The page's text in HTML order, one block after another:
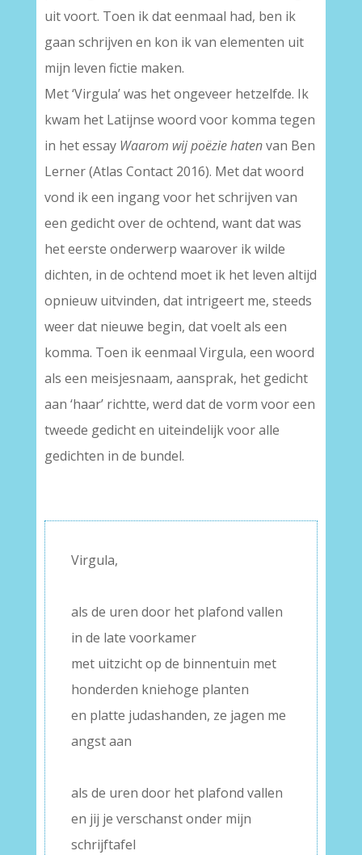
uit voort. Toen ik dat eenmaal had, ben ik
gaan schrijven en kon ik van elementen uit
mijn leven fictie maken.
Met ‘Virgula’ was het ongeveer hetzelfde. Ik
kwam het Latijnse woord voor komma tegen
in het essay Waarom wij poëzie hatenvan Ben
Lerner (Atlas Contact 2016). Met dat woord
vond ik een ingang voor het schrijven van
een gedicht over de ochtend, want dat was
het eerste onderwerp waarover ik wilde
dichten, in de ochtend moet ik het leven altijd
opnieuw uitvinden, dat intrigeert me, steeds
weer dat nieuwe begin, dat voelt als een
komma. Toen ik eenmaal Virgula, een woord
als een meisjesnaam, aansprak, het gedicht
aan ‘haar’ richtte, werd dat de vorm voor een
tweede gedicht en uiteindelijk voor alle
gedichten in de bundel.
Virgula,
als de uren door het plafond vallen
in de late voorkamer
met uitzicht op de binnentuin met
honderden kniehoge planten
en platte judashanden, ze jagen me
angst aan
als de uren door het plafond vallen
en jij je verschanst onder mijn
schrijftafel